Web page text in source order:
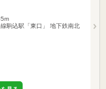
駒込駅「東口」 地下鉄南北